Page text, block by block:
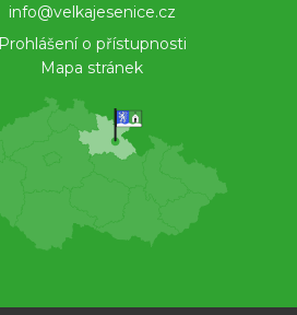
info@velkajesenice.cz
Prohlášení o přístupnosti
Mapa stránek